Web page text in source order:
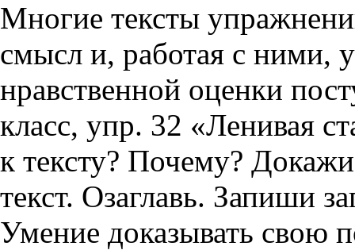
Многие тексты
смысл и, работая с ними,
нравственной оценки
класс, упр. 32 «Ленивая
к тексту? Почему?
текст. Озаглавь. Запиши
Умение доказывать свою